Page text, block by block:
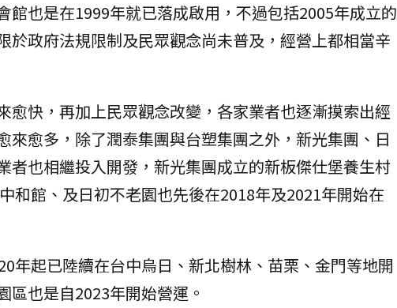
館也是在1999年就已落成啟用，不過包括2005年成立的
於政府法規限制及民眾觀念尚未普及，經營上都相當辛
愈快，再加上民眾觀念改變，各家業者也逐漸摸索出經
來愈多，除了潤泰集團與台塑集團之外，新光集團、日
者也相繼投入開發，新光集團成立的新板傑仕堡養生村
和館、及日初不老園也先後在2018年及2021年開始在
年起已陸續在台中烏日、新北樹林、苗栗、金門等地開
也是自2023年開始營運。